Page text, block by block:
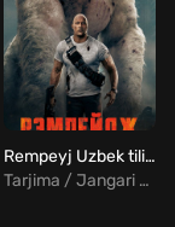
Rempeyj Uzbek tilida
Tarjima / Jangari / Sarguzasht / Fantastika